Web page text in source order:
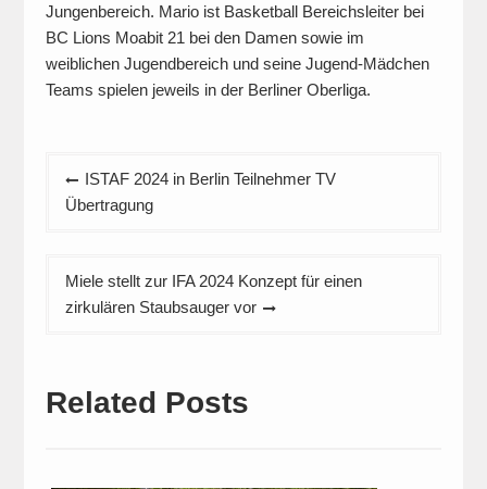
Jungenbereich. Mario ist Basketball Bereichsleiter bei
BC Lions Moabit 21 bei den Damen sowie im
weiblichen Jugendbereich und seine Jugend-Mädchen
Teams spielen jeweils in der Berliner Oberliga.
Beitragsnavigation
ISTAF 2024 in Berlin Teilnehmer TV
Übertragung
Miele stellt zur IFA 2024 Konzept für einen
zirkulären Staubsauger vor
Related Posts